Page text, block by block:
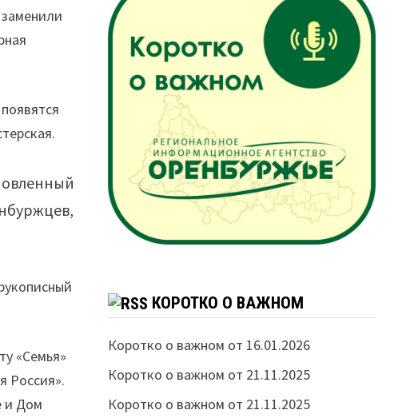
«Семья»
Россия».
и Дом
КОРОТКО О ВАЖНОМ
Коротко о важном от 16.01.2026
Коротко о важном от 21.11.2025
Коротко о важном от 21.11.2025